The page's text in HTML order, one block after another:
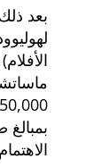
بعد